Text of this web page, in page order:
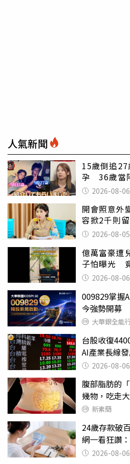
人氣新聞
15歲倒追
孕 36歲當
2026-08-
開會照意外
容掀2千則
錯嗎2026-08-
億萬富豪遭
子怕曝光
戶 2026-08-
009829掌握
今強勢開募
大華銀全能
台股收復
AI產業長線
2026-08-06
腹部脂肪的
幾物，吃走
新素簡
24歲存款破
網一看狂讚
2026-08-06